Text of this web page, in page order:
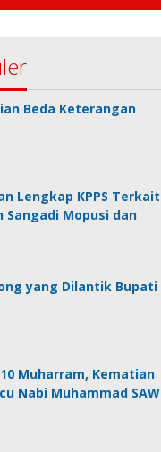
Beda Keterangan
Lengkap KPPS Terkait
Sangadi Mopusi dan
yang Dilantik Bupati
Muharram, Kematian
Nabi Muhammad SAW